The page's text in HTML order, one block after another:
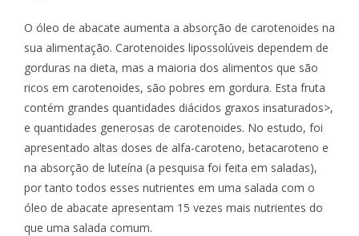
O óleo de abacate aumenta a absorção de carotenoides na
sua alimentação. Carotenoides lipossolúveis dependem de
gorduras na dieta, mas a maioria dos alimentos que são
ricos em carotenoides, são pobres em gordura. Esta fruta
contém grandes quantidades diácidos graxos insaturados>,
e quantidades generosas de carotenoides. No estudo, foi
apresentado altas doses de alfa-caroteno, betacaroteno e
na absorção de luteína (a pesquisa foi feita em saladas),
por tanto todos esses nutrientes em uma salada com o
óleo de abacate apresentam 15 vezes mais nutrientes do
que uma salada comum.